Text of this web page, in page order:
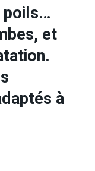
poils…
et
à